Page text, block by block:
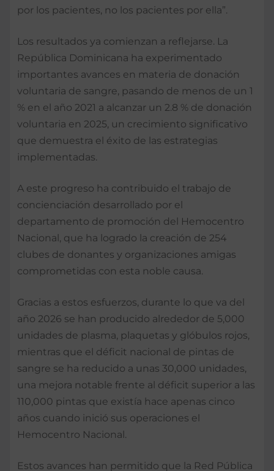
por los pacientes, no los pacientes por ella”.
Los resultados ya comienzan a reflejarse. La
República Dominicana ha experimentado
importantes avances en materia de donación
voluntaria de sangre, pasando de menos de un 1
% en el año 2021 a alcanzar un 2.8 % de donación
voluntaria en 2025, un crecimiento significativo
que demuestra el éxito de las estrategias
implementadas.
A este progreso ha contribuido el trabajo de
concienciación desarrollado por el
departamento de promoción del Hemocentro
Nacional, que ha logrado la creación de 254
clubes de donantes y organizaciones amigas
comprometidas con esta noble causa.
Gracias a estos esfuerzos, durante lo que va del
año 2026 se han producido alrededor de 5,000
unidades de plasma, plaquetas y glóbulos rojos,
mientras que el déficit nacional de pintas de
sangre se ha reducido a unas 30,000 unidades,
una mejora notable frente al déficit superior a las
110,000 pintas que existía hace apenas cinco
años cuando inició sus operaciones el
Hemocentro Nacional.
Estos avances han permitido que la Red Pública